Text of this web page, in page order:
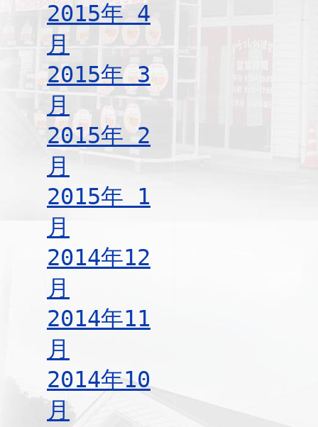
2015年 4
月
2015年 3
月
2015年 2
月
2015年 1
月
2014年12
月
2014年11
月
2014年10
月